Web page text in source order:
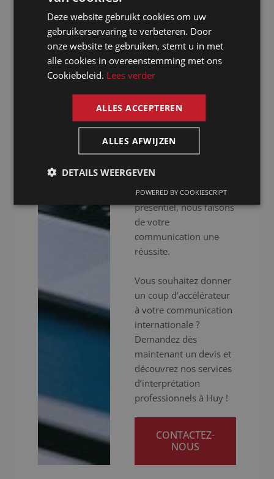
ne nous contentons pas
de vous fournir des
interprètes
expérimentés, nous
mettons aussi à votre
équipement audiovisuel
haut de gamme pour
déroule sans accrocs.
des réunions virtuelles,
hybrides ou en
présentiel, nous faisons
de votre
communication une
réussite.
Vous souhaitez donner
un coup d’accélérateur
à votre communication
internationale ?
Demandez dès
maintenant un devis et
découvrez nos services
d’interprétation
professionnels à Huy !
CONTACTEZ-
NOUS
FRENCH
Deze website gebruikt cookies om uw
gebruikerservaring te verbeteren. Door
onze website te gebruiken, stemt u in met
alle cookies in overeenstemming met ons
Cookiebeleid. Lees verder
ALLES ACCEPTEREN
ALLES AFWIJZEN
DETAILS WEERGEVEN
POWERED BY COOKIESCRIPT